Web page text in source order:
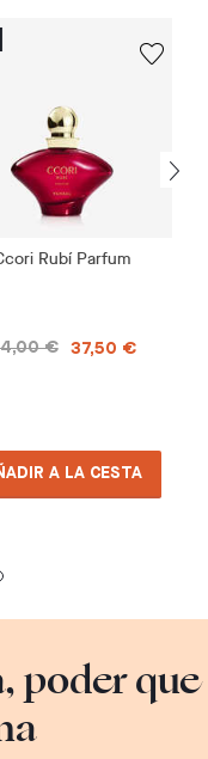
Rubí Parfum
€ 37,50 €
A LA CESTA
poder que